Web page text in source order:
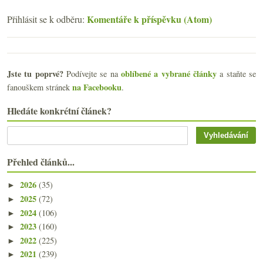
Přihlásit se k odběru: Komentáře k příspěvku (Atom)
Jste tu poprvé?Podívejte se naoblíbené a vybrané články a staňte se
fanouškem stránek na Facebooku.
Hledáte konkrétní článek?
Přehled článků...
► 2026 (35)
► 2025 (72)
► 2024 (106)
► 2023 (160)
► 2022 (225)
► 2021 (239)